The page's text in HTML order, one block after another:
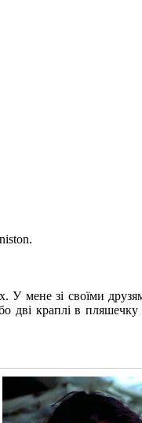
мене зі своїми
краплі в пляшечку